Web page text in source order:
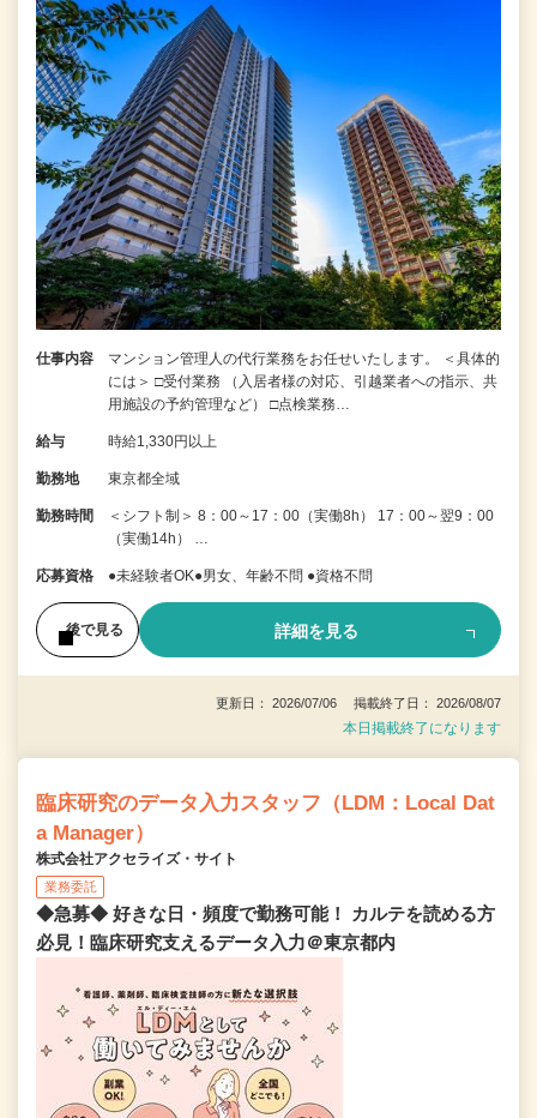
仕事内容
マンション管理人の代行業務をお任せいたします。 ＜具体的
には＞ □受付業務 （入居者様の対応、引越業者への指示、共
用施設の予約管理など） □点検業務…
給与 時給1,330円以上
勤務地 東京都全域
勤務時間
＜シフト制＞ 8：00～17：00（実働8h） 17：00～翌9：00
（実働14h） …
応募資格 ●未経験者OK●男女、年齢不問 ●資格不問
後で見る 詳細を見る
更新日： 2026/07/06 掲載終了日： 2026/08/07
本日掲載終了になります
臨床研究のデータ入力スタッフ（LDM：Local Dat
a Manager）
株式会社アクセライズ・サイト
業務委託
◆急募◆ 好きな日・頻度で勤務可能！ カルテを読める方
必見！臨床研究支えるデータ入力＠東京都内